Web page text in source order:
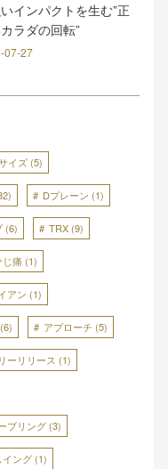
インパクトを生む”正
ラダの回転”
07-27
イズ (5)
Dプレーン (1)
(6) TRX (9)
じ痛 (1)
アン (1)
(6) アプローチ (5)
ーリリース (1)
ブリング (3)
イング (1)